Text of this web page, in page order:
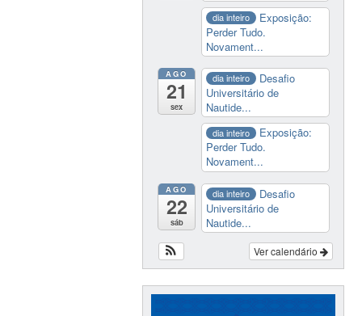
dia inteiro
Exposição:
Perder Tudo.
Novament...
AGO
21
sex
dia inteiro
Desafio
Universitário de
Nautide...
dia inteiro
Exposição:
Perder Tudo.
Novament...
AGO
22
sáb
dia inteiro
Desafio
Universitário de
Nautide...
Ver calendário